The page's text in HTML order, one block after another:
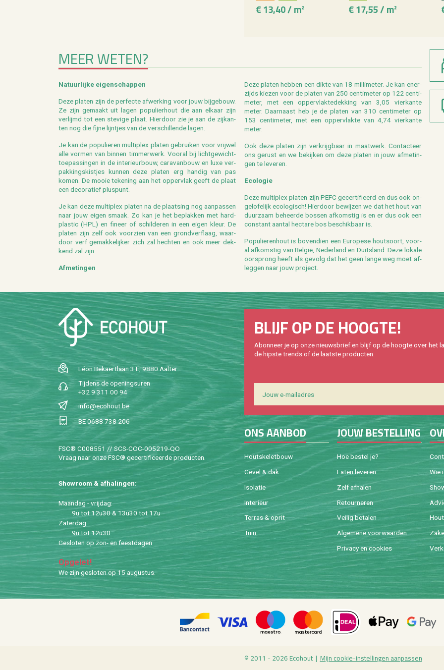
€ 13,40 / m² € 17,55 / m²
MEER WETEN?
Na­tuur­lij­ke ei­gen­schap­pen
Deze pla­ten zijn de per­fec­te af­wer­king voor jouw bij­ge­bouw.
Ze zijn ge­maakt uit lagen po­pu­lier­hout die aan el­kaar zijn
ver­lijmd tot een ste­vi­ge plaat. Hier­door zie je aan de zij­kan­
ten nog die fijne lijn­tjes van de ver­schil­len­de lagen.
Je kan de po­pu­lie­ren mul­ti­plex pla­ten ge­brui­ken voor vrij­wel
alle vor­men van bin­nen tim­mer­werk. Voor­al bij licht­ge­wicht­
toe­pas­sin­gen in de in­te­ri­eur­bouw, ca­ra­van­bouw en luxe ver­
pak­kings­kist­jes kun­nen deze pla­ten erg han­dig van pas
komen. De mooie te­ke­ning aan het op­per­vlak geeft de plaat
een de­co­ra­tief plus­punt.
Je kan deze mul­ti­plex pla­ten na de plaat­sing nog aan­pas­sen
naar jouw eigen smaak. Zo kan je het be­plak­ken met hard­
plas­tic (HPL) en fi­neer of schil­de­ren in een eigen kleur. De
pla­ten zijn zelf ook voor­zien van een grond­verf­laag, waar­
door verf ge­mak­ke­lij­ker zich zal hech­ten en ook meer dek­
kend zal zijn.
Af­me­tin­gen
Deze pla­ten heb­ben een dikte van 18 mil­li­me­ter. Je kan ener­
zijds kie­zen voor de pla­ten van 250 cen­ti­me­ter op 122 cen­ti­
me­ter, met een op­per­vlak­te­dek­king van 3,05 vier­kan­te
meter. Daar­naast heb je de pla­ten van 310 cen­ti­me­ter op
153 cen­ti­me­ter, met een op­per­vlak­te van 4,74 vier­kan­te
meter.
Ook deze pla­ten zijn ver­krijg­baar in maat­werk. Con­tac­teer
ons ge­rust en we be­kij­ken om deze pla­ten in jouw af­me­tin­
gen te le­ve­ren.
Eco­lo­gie
Deze mul­ti­plex pla­ten zijn PEFC ge­cer­ti­fi­eerd en dus ook on­
ge­lo­fe­lijk eco­lo­gisch! Hier­door be­wij­zen we dat het hout van
duur­zaam be­heer­de bos­sen af­kom­stig is en er dus ook een
con­stant aan­tal hec­ta­re bos be­schik­baar is.
Po­pu­lie­ren­hout is bo­ven­dien een Eu­ro­pe­se hout­soort, voor­
al af­kom­stig van België, Ne­der­land en Duits­land. Deze lo­ka­le
oor­sprong heeft als ge­volg dat het geen lange weg moet af­
leg­gen naar jouw pro­ject.
Léon Be­kaert­laan 3 E, 9880 Aal­ter
Tij­dens de ope­nings­uren
+32 9 311 00 94
info@​ecohout.​be
BE 0688 738 206
FSC® C008551 // SCS-COC-005219-QO
Vraag naar onze FSC® ge­cer­ti­fi­ceer­de pro­duc­ten.
Show­room & af­ha­lin­gen:
Maan­dag - vrij­dag:
9u tot 12u30 & 13u30 tot 17u
Za­ter­dag:
9u tot 12u30
Ge­slo­ten op zon- en feest­da­gen
Op­ge­let!
We zijn ge­slo­ten op 15 au­gus­tus.
BLIJF OP DE HOOG­TE!
Abon­neer je op onze nieuws­brief en blijf op de hoog­te over het
de hip­s­te trends of de laat­ste pro­duc­ten.
ONS AAN­BOD
Houtske­let­bouw
Gevel & dak
Iso­la­tie
In­te­ri­eur
Ter­ras & oprit
Tuin
JOUW BE­STEL­LING
Hoe be­stel je?
Laten le­ve­ren
Zelf af­ha­len
Re­tour­ne­ren
Vei­lig be­ta­len
Al­ge­me­ne voor­waar­den
Pri­va­cy en coo­kies
Wie
© 2011 - 2026 Eco­hout |Mijn coo­kie-in­stel­lin­gen aan­pas­sen